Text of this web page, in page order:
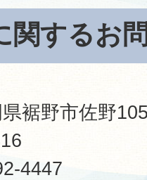
関するお
裾野市佐野
4447